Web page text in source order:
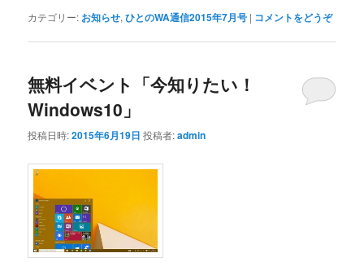
カテゴリー: お知らせ,ひとのWA通信2015年7月号 | コメントをどうぞ
無料イベント「今知りたい！
Windows10」
投稿日時:2015年6月19日 投稿者:admin